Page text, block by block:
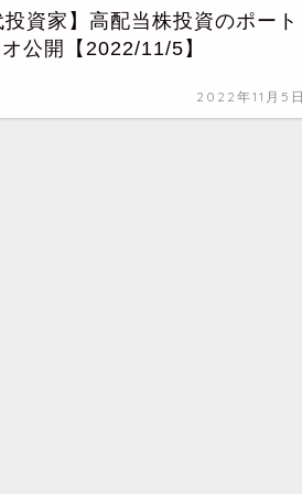
投資家】高配当株投資のポート
公開【2022/11/5】
2022年11月5